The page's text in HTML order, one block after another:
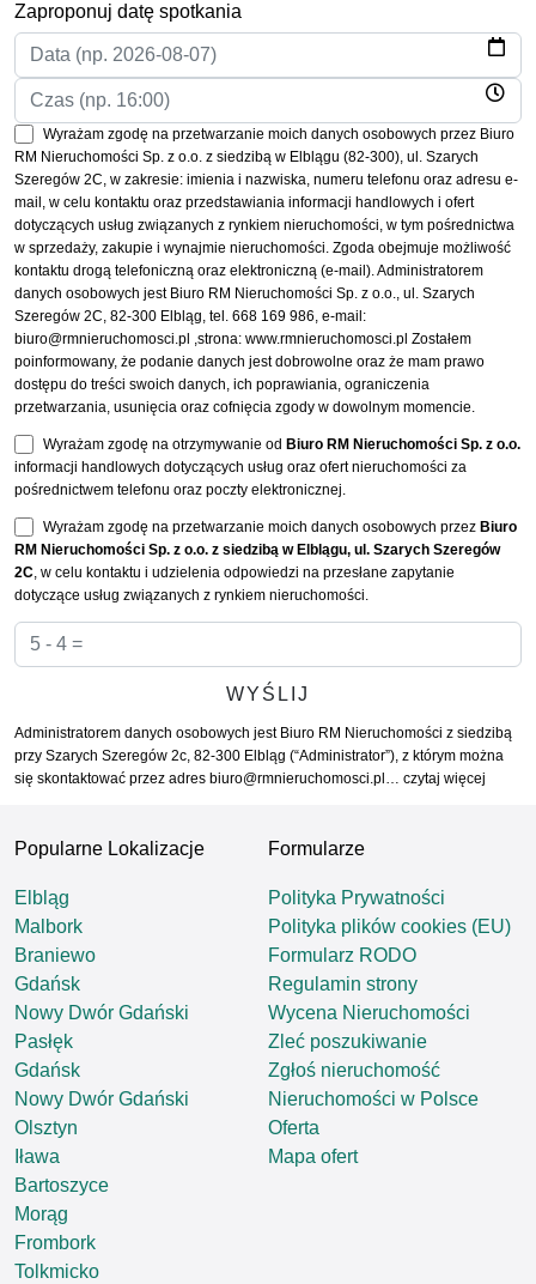
Zaproponuj datę spotkania
Wyrażam zgodę na przetwarzanie moich danych osobowych przez Biuro
RM Nieruchomości Sp. z o.o. z siedzibą w Elblągu (82-300), ul. Szarych
Szeregów 2C, w zakresie: imienia i nazwiska, numeru telefonu oraz adresu e-
mail, w celu kontaktu oraz przedstawiania informacji handlowych i ofert
dotyczących usług związanych z rynkiem nieruchomości, w tym pośrednictwa
w sprzedaży, zakupie i wynajmie nieruchomości. Zgoda obejmuje możliwość
kontaktu drogą telefoniczną oraz elektroniczną (e-mail). Administratorem
danych osobowych jest Biuro RM Nieruchomości Sp. z o.o., ul. Szarych
Szeregów 2C, 82-300 Elbląg, tel. 668 169 986, e-mail:
biuro@rmnieruchomosci.pl ,strona: www.rmnieruchomosci.pl Zostałem
poinformowany, że podanie danych jest dobrowolne oraz że mam prawo
dostępu do treści swoich danych, ich poprawiania, ograniczenia
przetwarzania, usunięcia oraz cofnięcia zgody w dowolnym momencie.
Wyrażam zgodę na otrzymywanie od Biuro RM Nieruchomości Sp. z o.o.
informacji handlowych dotyczących usług oraz ofert nieruchomości za
pośrednictwem telefonu oraz poczty elektronicznej.
Wyrażam zgodę na przetwarzanie moich danych osobowych przez Biuro
RM Nieruchomości Sp. z o.o. z siedzibą w Elblągu, ul. Szarych Szeregów
2C, w celu kontaktu i udzielenia odpowiedzi na przesłane zapytanie
dotyczące usług związanych z rynkiem nieruchomości.
Administratorem danych osobowych jest Biuro RM Nieruchomości z siedzibą
przy Szarych Szeregów 2c, 82-300 Elbląg (“Administrator”), z którym można
się skontaktować przez adres biuro@rmnieruchomosci.pl… czytaj więcej
Popularne Lokalizacje
Elbląg
Malbork
Braniewo
Gdańsk
Nowy Dwór Gdański
Pasłęk
Gdańsk
Nowy Dwór Gdański
Olsztyn
Iława
Bartoszyce
Morąg
Frombork
Tolkmicko
Formularze
Polityka Prywatności
Polityka plików cookies (EU)
Formularz RODO
Regulamin strony
Wycena Nieruchomości
Zleć poszukiwanie
Zgłoś nieruchomość
Nieruchomości w Polsce
Oferta
Mapa ofert